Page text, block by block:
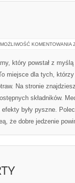
To miejsce dla osób,
ale jednocześnie
od tego, czy
feeder,
ma w sobie
oderwanej od